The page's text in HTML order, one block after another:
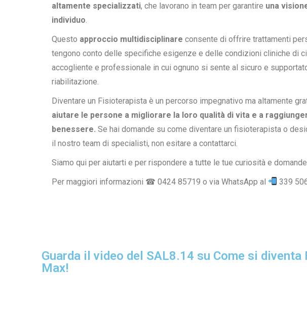
altamente specializzati, che lavorano in team per garantire una
individuo
Questo approccio multidisciplinare consente di offrire trattamenti
tengono conto delle specifiche esigenze e delle condizioni cliniche di
accogliente e professionale in cui ognuno si sente al sicuro e
riabilitazione.
Diventare un Fisioterapista è un percorso impegnativo ma altamente
aiutare le persone a migliorare la loro qualità di vita e a
benessere. Se hai domande su come diventare un fisioterapista o
il nostro team di specialisti, non esitare a contattarci.
Siamo qui per aiutarti e per rispondere a tutte le tue curiosità e
Per maggiori informazioni ☎ 0424 85719 o via WhatsApp al
339
Guarda il video del SAL8.14 su Come si
Max!